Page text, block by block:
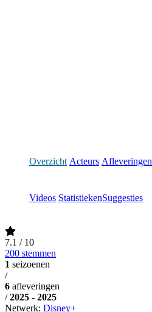
Overzicht Acteurs Afleveringen
Videos StatistiekenSuggesties
7.1 / 10
200 stemmen
1 seizoenen
/
6 afleveringen
/ 2025 - 2025
Netwerk: Disney+